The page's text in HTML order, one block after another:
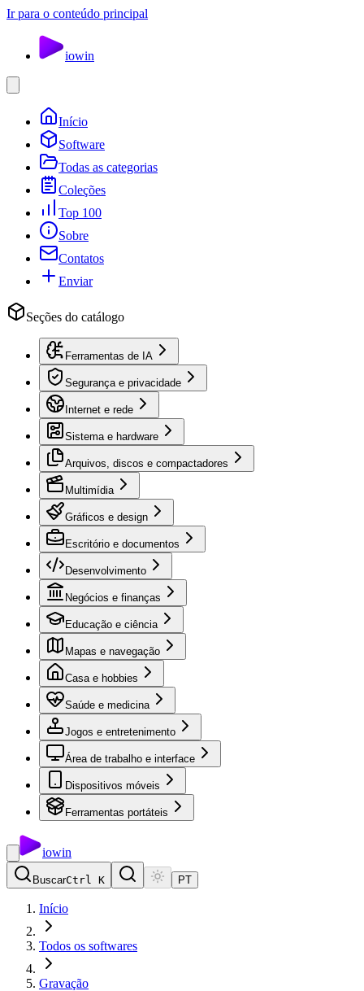
Ir para o conteúdo principal
iowin
Início
Software
Todas as categorias
Coleções
Top 100
Sobre
Contatos
Enviar
Seções do catálogo
Ferramentas de IA
Segurança e privacidade
Internet e rede
Sistema e hardware
Arquivos, discos e compactadores
Multimídia
Gráficos e design
Escritório e documentos
Desenvolvimento
Negócios e finanças
Educação e ciência
Mapas e navegação
Casa e hobbies
Saúde e medicina
Jogos e entretenimento
Área de trabalho e interface
Dispositivos móveis
Ferramentas portáteis
iowin
BuscarCtrl K PT
Início
Todos os softwares
Gravação